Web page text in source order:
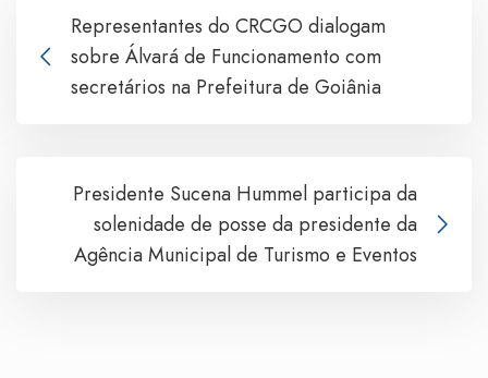
Representantes do CRCGO dialogam
sobre Álvará de Funcionamento com
secretários na Prefeitura de Goiânia
Presidente Sucena Hummel participa da
solenidade de posse da presidente da
Agência Municipal de Turismo e Eventos